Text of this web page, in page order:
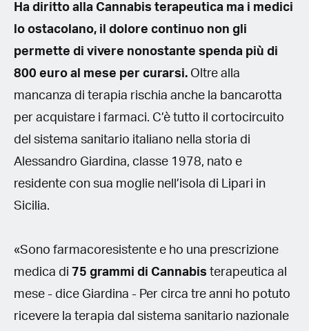
Ha diritto alla Cannabis terapeutica ma i medici
lo ostacolano, il dolore continuo non gli
permette di vivere nonostante spenda più di
800 euro al mese per curarsi. Oltre alla
mancanza di terapia rischia anche la bancarotta
per acquistare i farmaci. C’è tutto il cortocircuito
del sistema sanitario italiano nella storia di
Alessandro Giardina, classe 1978, nato e
residente con sua moglie nell’isola di Lipari in
Sicilia.
«Sono farmacoresistente e ho una prescrizione
medica di 75 grammi di Cannabis terapeutica al
mese - dice Giardina - Per circa tre anni ho potuto
ricevere la terapia dal sistema sanitario nazionale